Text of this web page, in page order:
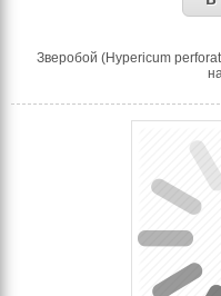
Зверобой (Hypericum